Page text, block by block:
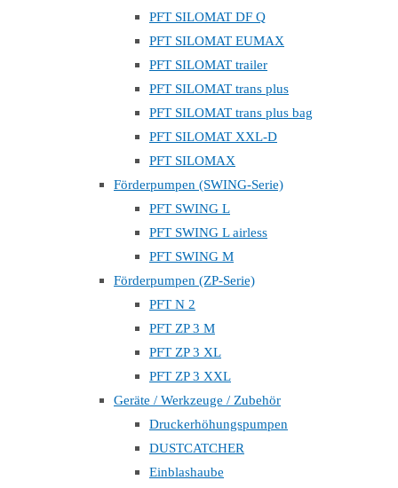
PFT SILOMAT DF Q
PFT SILOMAT EUMAX
PFT SILOMAT trailer
PFT SILOMAT trans plus
PFT SILOMAT trans plus bag
PFT SILOMAT XXL-D
PFT SILOMAX
Förderpumpen (SWING-Serie)
PFT SWING L
PFT SWING L airless
PFT SWING M
Förderpumpen (ZP-Serie)
PFT N 2
PFT ZP 3 M
PFT ZP 3 XL
PFT ZP 3 XXL
Geräte / Werkzeuge / Zubehör
Druckerhöhungspumpen
DUSTCATCHER
Einblashaube